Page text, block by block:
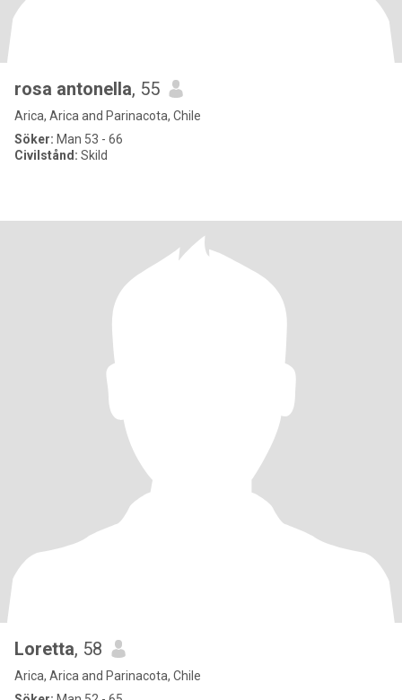
rosa antonella, 55
Arica, Arica and Parinacota, Chile
Söker: Man 53 - 66
Civilstånd: Skild
Loretta, 58
Arica, Arica and Parinacota, Chile